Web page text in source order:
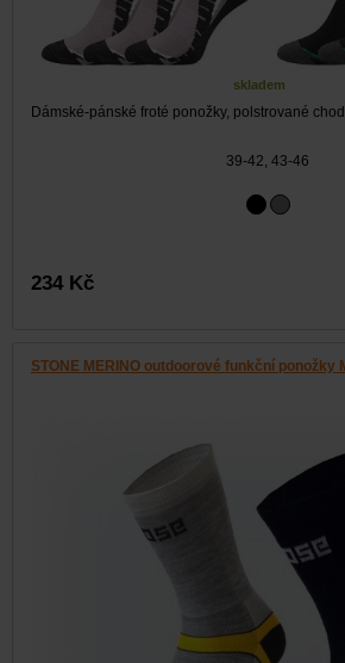
skladem
Dámské-pánské froté ponožky, polstrované
39-42, 43-46
234 Kč
STONE MERINO outdoorové funkční ponožky